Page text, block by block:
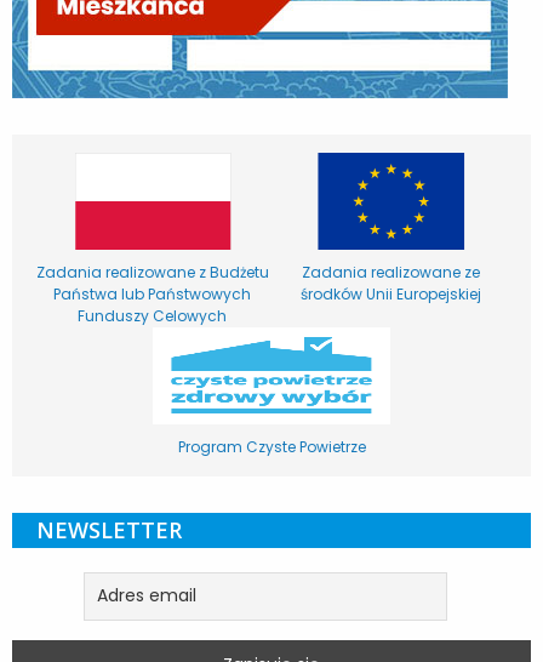
Zadania realizowane z Budżetu
Państwa lub Państwowych
Funduszy Celowych
Zadania realizowane ze
środków Unii Europejskiej
Program Czyste Powietrze
NEWSLETTER